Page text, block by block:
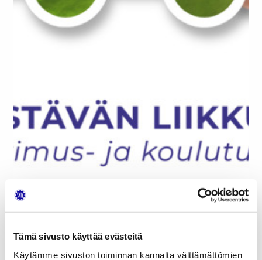
Tämä sivusto käyttää evästeitä
Käytämme sivuston toiminnan kannalta välttämättömien